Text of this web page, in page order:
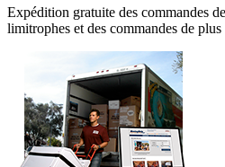
Expédition gratuite des commandes
limitrophes et des commandes de